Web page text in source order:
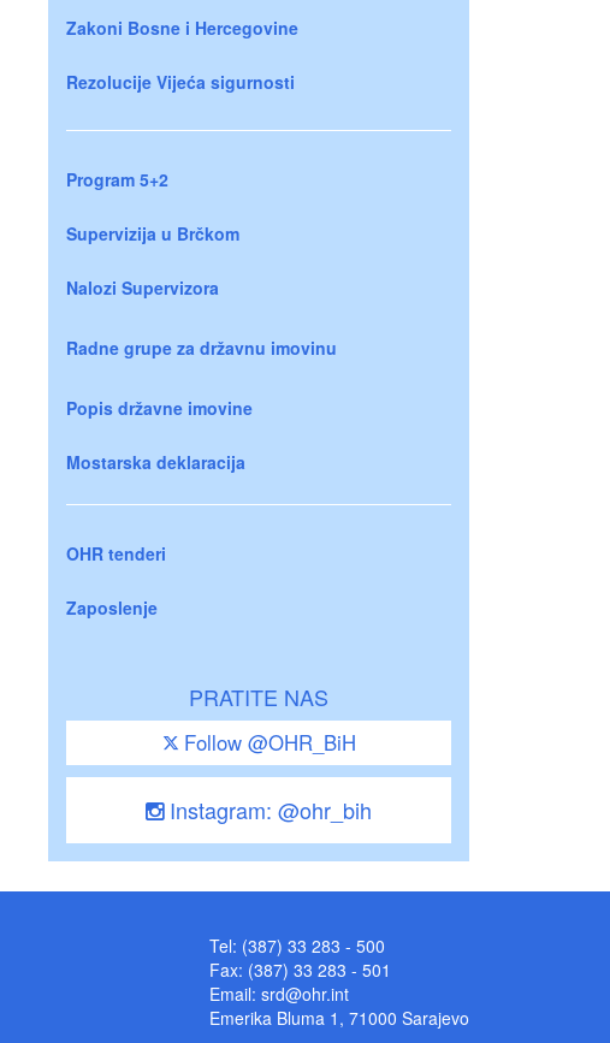
Zakoni Bosne i Hercegovine
Rezolucije Vijeća sigurnosti
Program 5+2
Supervizija u Brčkom
Nalozi Supervizora
Radne grupe za državnu imovinu
Popis državne imovine
Mostarska deklaracija
OHR tenderi
Zaposlenje
PRATITE NAS
Follow @OHR_BiH
Instagram: @ohr_bih
Tel: (387) 33 283 - 500
Fax: (387) 33 283 - 501
Email: srd@ohr.int
Emerika Bluma 1, 71000 Sarajevo